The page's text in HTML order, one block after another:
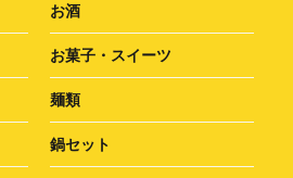
お酒
お菓子・スイーツ
麺類
鍋セット